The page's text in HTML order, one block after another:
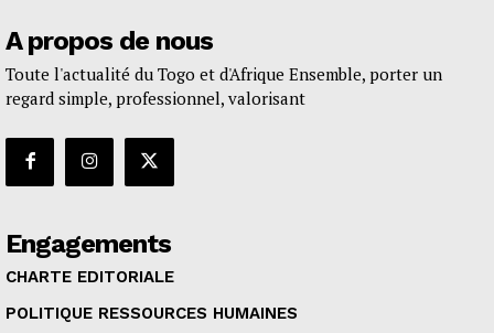
A propos de nous
Toute l'actualité du Togo et d'Afrique Ensemble, porter un
regard simple, professionnel, valorisant
Engagements
CHARTE EDITORIALE
POLITIQUE RESSOURCES HUMAINES